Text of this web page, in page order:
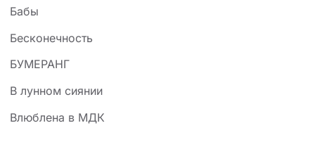
Бабы
Бесконечность
БУМЕРАНГ
В лунном сиянии
Влюблена в МДК